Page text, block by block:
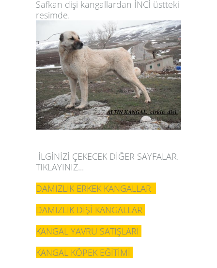
Safkan dişi kangallardan İNCİ üstteki
resimde.
İLGİNİZİ ÇEKECEK DİĞER SAYFALAR.
TIKLAYINIZ...
DAMIZLIK ERKEK KANGALLAR
DAMIZLIK DİŞİ KANGALLAR
KANGAL YAVRU SATIŞLARI
KANGAL KÖPEK EĞİTİMİ